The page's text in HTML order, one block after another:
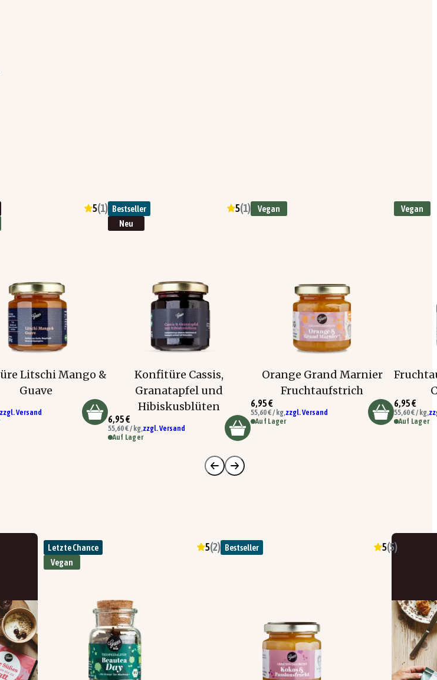
5(1)
Litschi Mango &
Guave
zzgl. Versand
Bestseller
Neu
5(1)
Konfitüre Cassis,
Granatapfel und
Hibiskusblüten
6,95 €
55,60 € / kg,zzgl. Versand
Auf Lager
Vegan
Orange Grand Marnier
Fruchtaufstrich
6,95 €
55,60 € / kg,zzgl. Versand
Auf Lager
Vegan
6,95 €
55,60 € / kg,
Auf Lager
Letzte Chance
Vegan
5(2) Bestseller 5(5)